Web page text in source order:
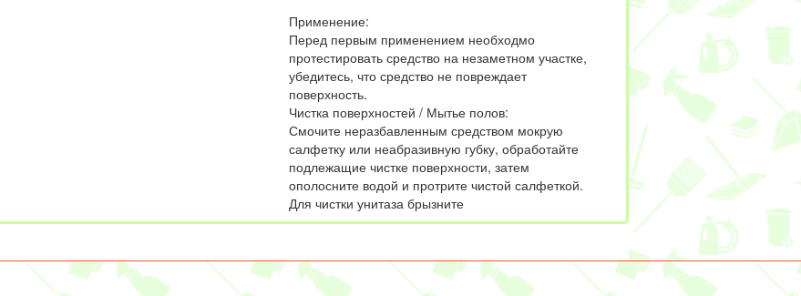
Применение:
Перед первым применением необходмо
протестировать средство на незаметном участке,
убедитесь, что средство не повреждает
поверхность.
Чистка поверхностей / Мытье полов:
Смочите неразбавленным средством мокрую
салфетку или неабразивную губку, обработайте
подлежащие чистке поверхности, затем
ополосните водой и протрите чистой салфеткой.
Для чистки унитаза брызните